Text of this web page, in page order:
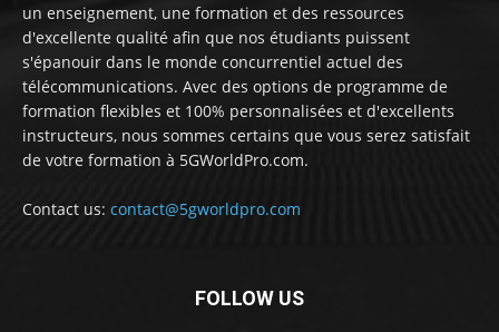
un enseignement, une formation et des ressources
d'excellente qualité afin que nos étudiants puissent
s'épanouir dans le monde concurrentiel actuel des
télécommunications. Avec des options de programme de
formation flexibles et 100% personnalisées et d'excellents
instructeurs, nous sommes certains que vous serez satisfait
de votre formation à 5GWorldPro.com.
Contact us: contact@5gworldpro.com
FOLLOW US